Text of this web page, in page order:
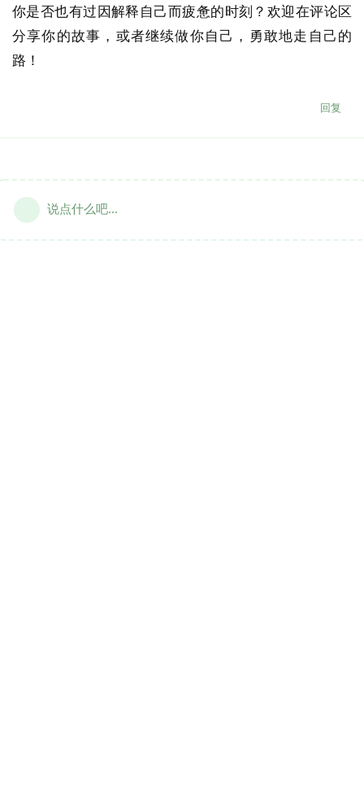
你是否也有过因解释自己而疲惫的时刻？欢迎在评论区
分享你的故事，或者继续做你自己，勇敢地走自己的
路！
回复
说点什么吧...